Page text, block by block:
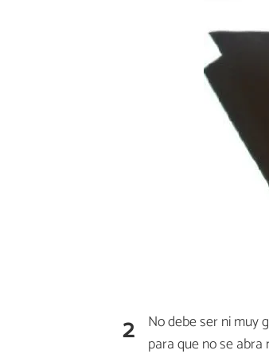
2 No debe ser ni muy
para que no se